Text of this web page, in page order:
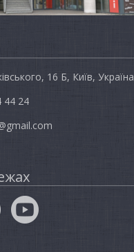
16 Б, Київ, Україна
44 24